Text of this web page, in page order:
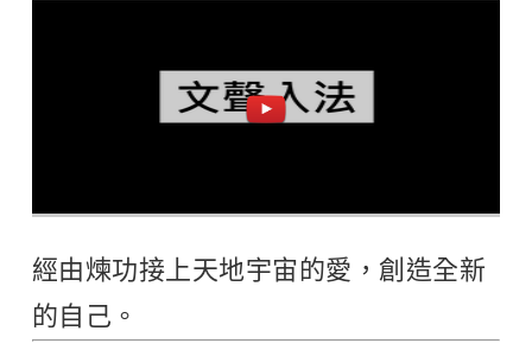
經由煉功接上天地宇宙的愛，創造全新
的自己。